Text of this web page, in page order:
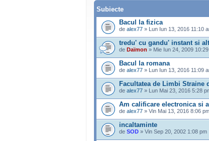
Subiecte
Bacul la fizica
de alex77 » Lun Iun 13, 2016 11:10
tredu' cu gandu' instant si
de Daïmon » Mie Iun 24, 2009
Bacul la romana
de alex77 » Lun Iun 13, 2016 11:09
Facultatea de Limbi Straine
de alex77 » Lun Mai 23, 2016 5:28
Am calificare electronica si
de alex77 » Vin Mai 13, 2016 8:06
incaltaminte
de SOD » Vin Sep 20, 2002 1:08 pm